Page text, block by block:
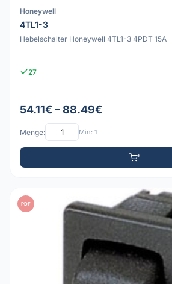
Honeywell
4TL1-3
Hebelschalter Honeywell 4TL1-3 4PDT 15A
27
54.11€ – 88.49€
Menge: Min: 1
PDF